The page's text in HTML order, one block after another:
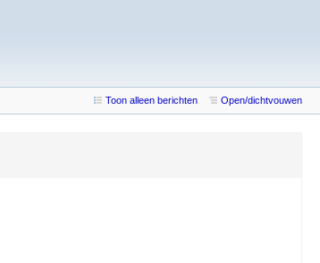
Toon alleen berichten Open/dichtvouwen